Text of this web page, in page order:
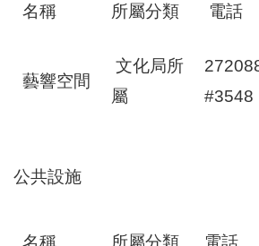
名稱 所屬分類 電話
藝響空間
文化局所
屬
#3548
公共設施
名稱 所屬分類 電話